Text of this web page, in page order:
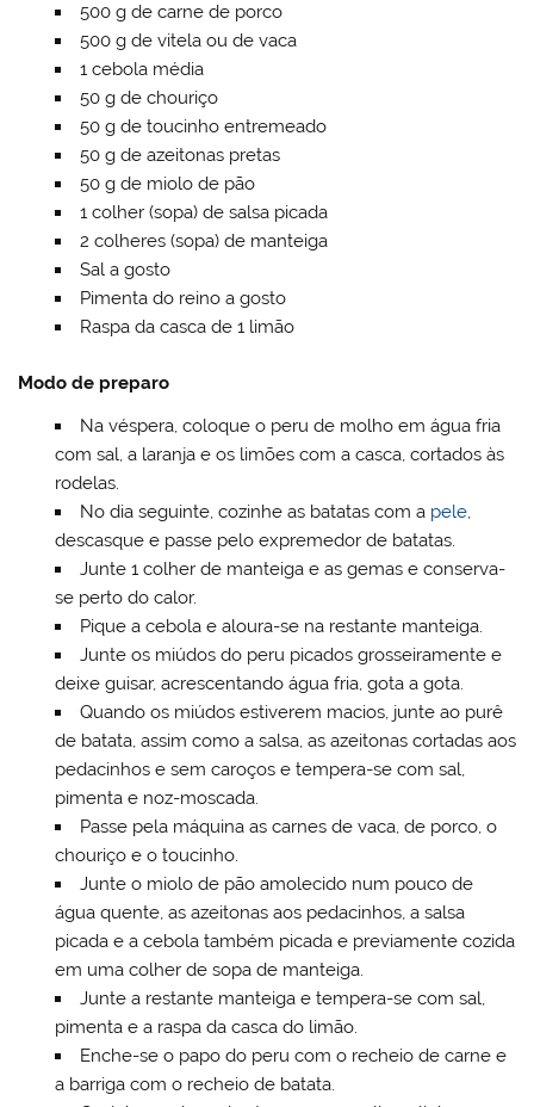
500 g de carne de porco
500 g de vitela ou de vaca
1 cebola média
50 g de chouriço
50 g de toucinho entremeado
50 g de azeitonas pretas
50 g de miolo de pão
1 colher (sopa) de salsa picada
2 colheres (sopa) de manteiga
Sal a gosto
Pimenta do reino a gosto
Raspa da casca de 1 limão
Modo de preparo
Na véspera, coloque o peru de molho em água fria
com sal, a laranja e os limões com a casca, cortados às
rodelas.
No dia seguinte, cozinhe as batatas com a pele,
descasque e passe pelo expremedor de batatas.
Junte 1 colher de manteiga e as gemas e conserva-
se perto do calor.
Pique a cebola e aloura-se na restante manteiga.
Junte os miúdos do peru picados grosseiramente e
deixe guisar, acrescentando água fria, gota a gota.
Quando os miúdos estiverem macios, junte ao purê
de batata, assim como a salsa, as azeitonas cortadas aos
pedacinhos e sem caroços e tempera-se com sal,
pimenta e noz-moscada.
Passe pela máquina as carnes de vaca, de porco, o
chouriço e o toucinho.
Junte o miolo de pão amolecido num pouco de
água quente, as azeitonas aos pedacinhos, a salsa
picada e a cebola também picada e previamente cozida
em uma colher de sopa de manteiga.
Junte a restante manteiga e tempera-se com sal,
pimenta e a raspa da casca do limão.
Enche-se o papo do peru com o recheio de carne e
a barriga com o recheio de batata.